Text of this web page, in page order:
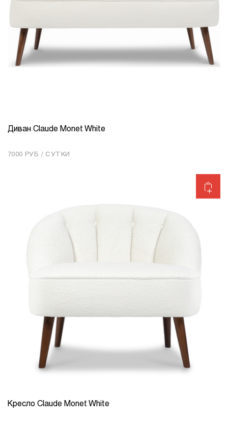
КОЛИЧЕСТВО 1
Диван Claude Monet White
7000 РУБ / СУТКИ
КОЛИЧЕСТВО 1
Кресло Claude Monet White